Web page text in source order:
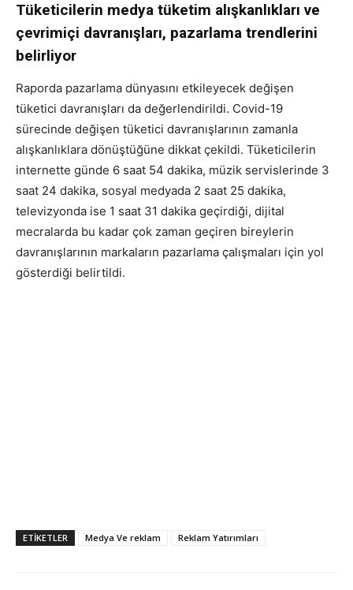
Tüketicilerin medya tüketim alışkanlıkları ve
çevrimiçi davranışları, pazarlama trendlerini
belirliyor
Raporda pazarlama dünyasını etkileyecek değişen
tüketici davranışları da değerlendirildi. Covid-19
sürecinde değişen tüketici davranışlarının zamanla
alışkanlıklara dönüştüğüne dikkat çekildi. Tüketicilerin
internette günde 6 saat 54 dakika, müzik servislerinde 3
saat 24 dakika, sosyal medyada 2 saat 25 dakika,
televizyonda ise 1 saat 31 dakika geçirdiği, dijital
mecralarda bu kadar çok zaman geçiren bireylerin
davranışlarının markaların pazarlama çalışmaları için yol
gösterdiği belirtildi.
ETIKETLER Medya Ve reklam Reklam Yatırımları